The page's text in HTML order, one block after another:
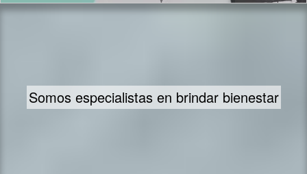
Somos especialistas en brindar bienestar